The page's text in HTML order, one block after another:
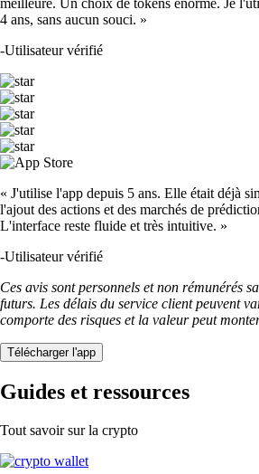
meilleure. Un choix de tokens énorme. Je
4 ans, sans aucun souci. »
-Utilisateur vérifié
« J'utilise l'app depuis 5 ans. Elle était déjà
l'ajout des actions et des marchés de
L'interface reste fluide et très intuitive. »
-Utilisateur vérifié
Ces avis sont personnels et non rémunérés
futurs. Les délais du service client peuvent
comporte des risques et la valeur peut
Télécharger l'app
Guides et ressources
Tout savoir sur la crypto